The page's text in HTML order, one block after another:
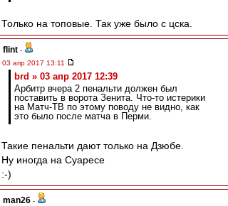
Только на топовые. Так уже было с цска.
flint -
03 апр 2017 13:11
brd » 03 апр 2017 12:39
Арбитр вчера 2 пенальти должен был
поставить в ворота Зенита. Что-то истерики
на Матч-ТВ по этому поводу не видно, как
это было после матча в Перми.
Такие пенальти дают только на Дзюбе.
Ну иногда на Суаресе
:-)
man26 -